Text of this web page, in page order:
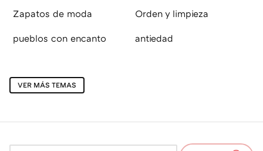
Zapatos de moda Orden y limpieza
pueblos con encanto antiedad
VER MÁS TEMAS